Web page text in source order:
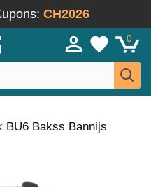
CH2026
0
BU6 Bakss Bannijs